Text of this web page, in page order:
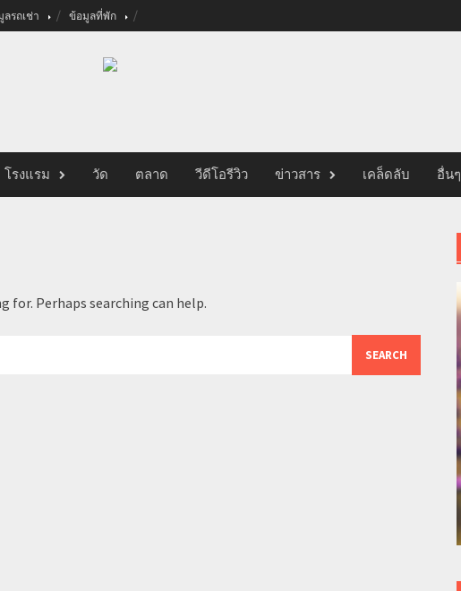
ลรถเช่า ข้อมูลที่พัก
โรงแรม วัด ตลาด วีดีโอรีวิว ข่าวสาร เคล็ดลับ อื่นๆ
for. Perhaps searching can help.